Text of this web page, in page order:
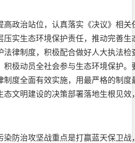
高政治站位，认真落实《决议》相
压实生态环境保护责任，推动完善
法律制度，积极配合做好人大执法
积极动员全社会参与生态环境保护
制度全面有效实施，用最严格的制
态文明建设的决策部署落地生根见
染防治攻坚战重点是打赢蓝天保卫